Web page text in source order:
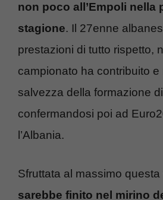
non poco all’Empoli nella
stagione. Il 27enne
prestazioni di tutto rispetto,
campionato ha contribuito
salvezza della formazione di
confermandosi poi ad
l’Albania.
Sfruttata al massimo questa
sarebbe finito nel mirino